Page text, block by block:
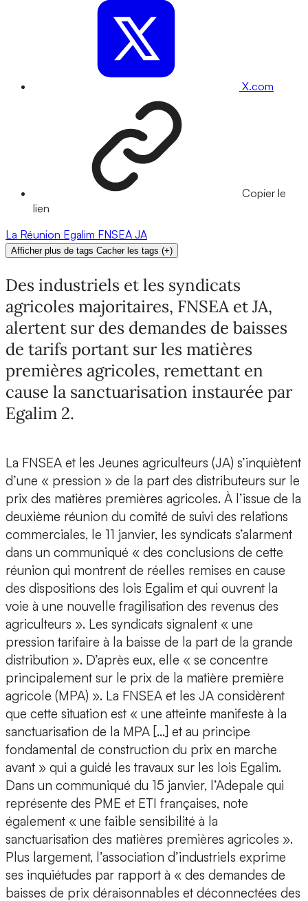
X.com
Copier le
lien
La Réunion Egalim FNSEA JA
Afficher plus de tags Cacher les tags (+)
Des industriels et les syndicats
agricoles majoritaires, FNSEA et JA,
alertent sur des demandes de baisses
de tarifs portant sur les matières
premières agricoles, remettant en
cause la sanctuarisation instaurée par
Egalim 2.
La FNSEA et les Jeunes agriculteurs (JA) s’inquiètent
d’une « pression » de la part des distributeurs sur le
prix des matières premières agricoles. À l’issue de la
deuxième réunion du comité de suivi des relations
commerciales, le 11 janvier, les syndicats s’alarment
dans un communiqué « des conclusions de cette
réunion qui montrent de réelles remises en cause
des dispositions des lois Egalim et qui ouvrent la
voie à une nouvelle fragilisation des revenus des
agriculteurs ». Les syndicats signalent « une
pression tarifaire à la baisse de la part de la grande
distribution ». D’après eux, elle « se concentre
principalement sur le prix de la matière première
agricole (MPA) ». La FNSEA et les JA considèrent
que cette situation est « une atteinte manifeste à la
sanctuarisation de la MPA […] et au principe
fondamental de construction du prix en marche
avant » qui a guidé les travaux sur les lois Egalim.
Dans un communiqué du 15 janvier, l’Adepale qui
représente des PME et ETI françaises, note
également « une faible sensibilité à la
sanctuarisation des matières premières agricoles ».
Plus largement, l’association d’industriels exprime
ses inquiétudes par rapport à « des demandes de
baisses de prix déraisonnables et déconnectées des